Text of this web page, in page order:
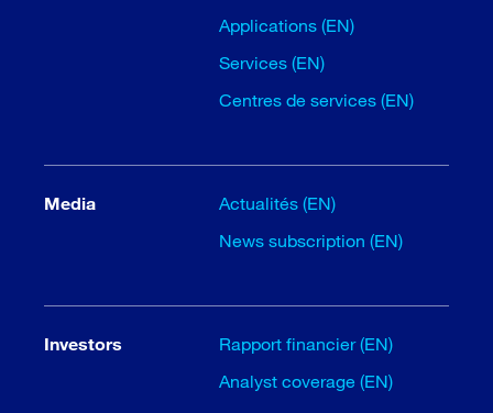
Applications (EN)
Services (EN)
Centres de services (EN)
Media
Actualités (EN)
News subscription (EN)
Investors
Rapport financier (EN)
Analyst coverage (EN)